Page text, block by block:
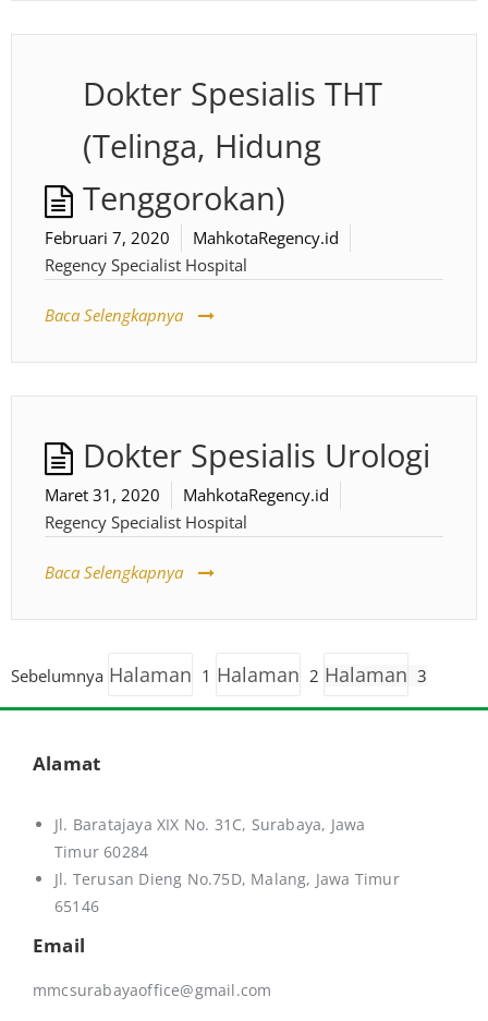
Dokter Spesialis THT
(Telinga, Hidung
Tenggorokan)
Februari 7, 2020
MahkotaRegency.id
Regency Specialist Hospital
Baca Selengkapnya
Dokter Spesialis Urologi
Maret 31, 2020
MahkotaRegency.id
Regency Specialist Hospital
Baca Selengkapnya
Sebelumnya Halaman 1 Halaman 2 Halaman 3
Alamat
Jl. Baratajaya XIX No. 31C, Surabaya, Jawa
Timur 60284
Jl. Terusan Dieng No.75D, Malang, Jawa Timur
65146
Email
mmcsurabayaoffice@gmail.com